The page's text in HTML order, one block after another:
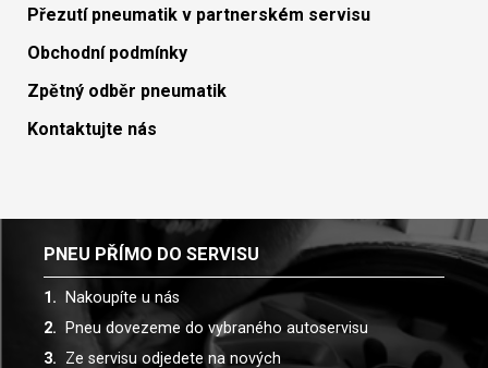
Přezutí pneumatik v partnerském servisu
Obchodní podmínky
Zpětný odběr pneumatik
Kontaktujte nás
PNEU PŘÍMO DO SERVISU
Nakoupíte u nás
Pneu dovezeme do vybraného autoservisu
Ze servisu odjedete na nových